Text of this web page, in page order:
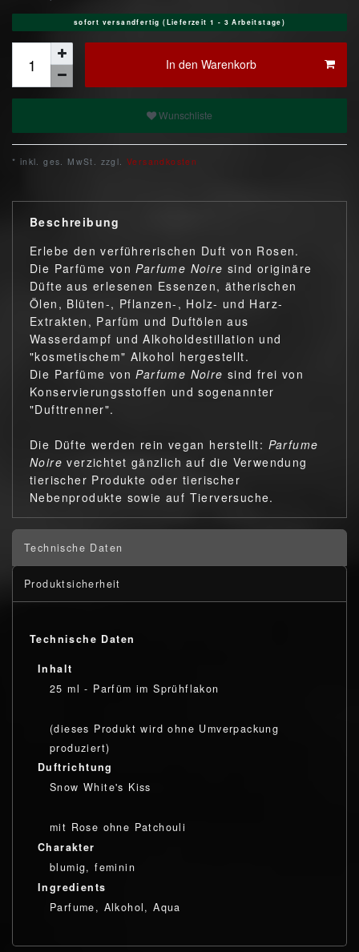
sofort versandfertig (Lieferzeit 1 - 3 Arbeitstage)
In den Warenkorb
Wunschliste
* inkl. ges. MwSt. zzgl. Versandkosten
Beschreibung
Erlebe den verführerischen Duft von Rosen.
Die Parfüme vonParfume Noiresind originäre
Düfte aus erlesenen Essenzen, ätherischen
Ölen, Blüten-, Pflanzen-, Holz- und Harz-
Extrakten, Parfüm und Duftölen aus
Wasserdampf und Alkoholdestillation und
"kosmetischem" Alkohol hergestellt.
Die Parfüme vonParfume Noire sind frei von
Konservierungsstoffen und sogenannter
"Dufttrenner".
Die Düfte werden rein vegan herstellt: Parfume
Noire verzichtet gänzlich auf die Verwendung
tierischer Produkte oder tierischer
Nebenprodukte sowie auf Tierversuche.
Technische Daten
Produktsicherheit
Technische Daten
Inhalt
25 ml - Parfüm im Sprühflakon
(dieses Produkt wird ohne Umverpackung
produziert)
Duftrichtung
Snow White's Kiss
mit Rose ohne Patchouli
Charakter
blumig, feminin
Ingredients
Parfume, Alkohol, Aqua